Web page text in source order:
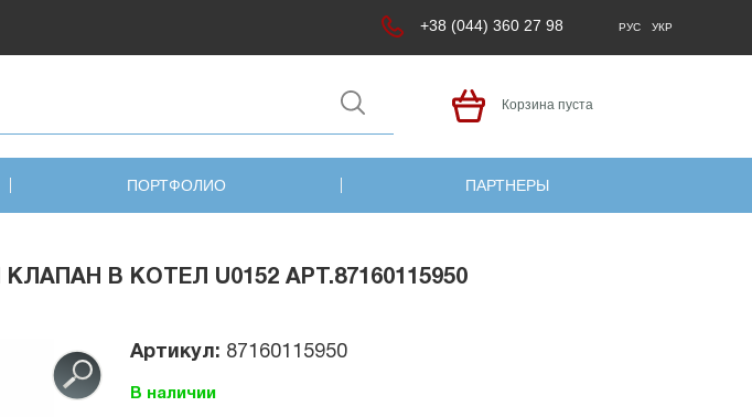
+38 (044) 360 27 98 РУС УКР
Корзина пуста
ПОРТФОЛИО ПАРТНЕРЫ
В КОТЕЛ U0152 АРТ.87160115950
Артикул: 87160115950
В наличии